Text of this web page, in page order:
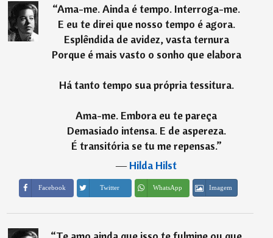
“Ama-me. Ainda é tempo. Interroga-me.
E eu te direi que nosso tempo é agora.
Esplêndida de avidez, vasta ternura
Porque é mais vasto o sonho que elabora
Há tanto tempo sua própria tessitura.
Ama-me. Embora eu te pareça
Demasiado intensa. E de aspereza.
É transitória se tu me repensas.”
―Hilda Hilst
Facebook Twitter WhatsApp Imagem